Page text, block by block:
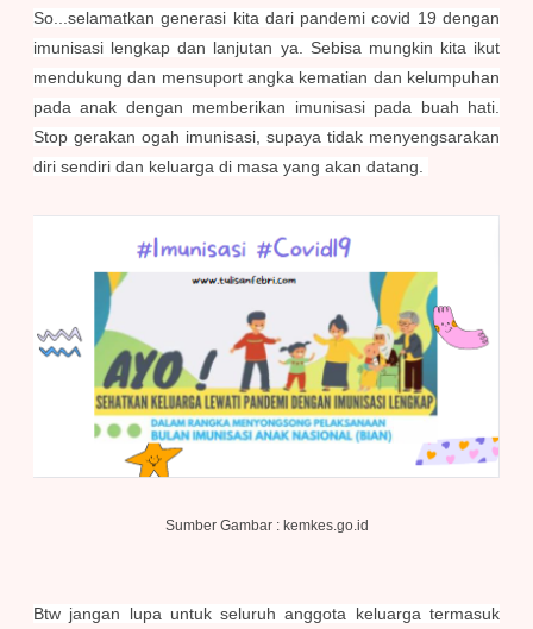
So...selamatkan generasi kita dari pandemi covid 19 dengan
imunisasi lengkap dan lanjutan ya. Sebisa mungkin kita ikut
mendukung dan mensuport angka kematian dan kelumpuhan
pada anak dengan memberikan imunisasi pada buah hati.
Stop gerakan ogah imunisasi, supaya tidak menyengsarakan
diri sendiri dan keluarga di masa yang akan datang.
Sumber Gambar : kemkes.go.id
Btw jangan lupa untuk seluruh anggota keluarga termasuk